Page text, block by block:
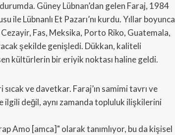
Güney Lübnan’dan gelen Faraj, 1984
Lübnanlı Et Pazarı’nı kurdu. Yıllar boyunca
Fas, Meksika, Porto Riko, Guatemala,
şekilde genişledi. Dükkan, kaliteli
kültürlerin bir eriyik noktası haline geldi.
sıcak ve davetkar. Faraj’ın samimi tavrı ve
ilgili değil, aynı zamanda topluluk ilişkilerini
Amo [amca]" olarak tanımlıyor, bu da kişisel